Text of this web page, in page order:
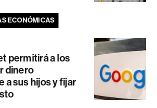
ECONÓMICAS
permitirá a los
dinero
a sus hijos y fijar